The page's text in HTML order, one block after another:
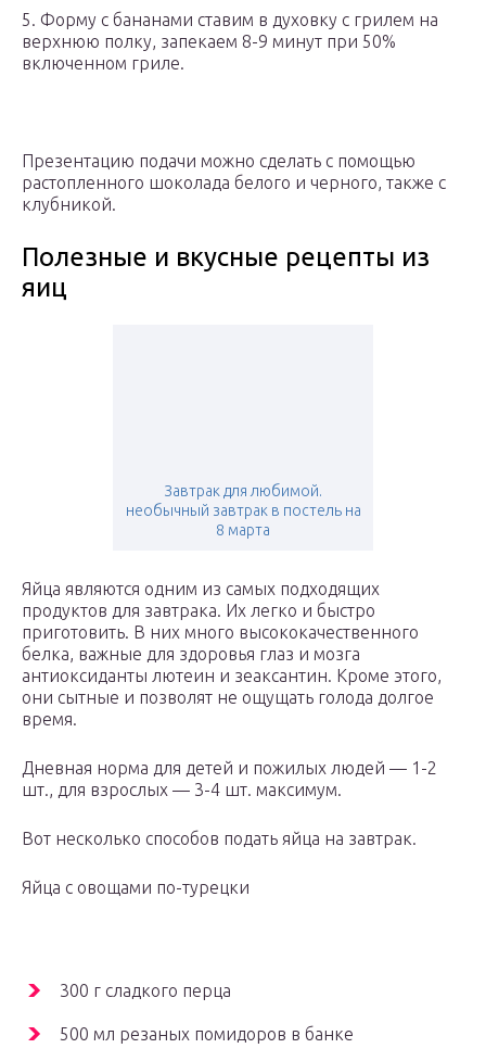
5. Форму с бананами ставим в духовку с грилем на
верхнюю полку, запекаем 8-9 минут при 50%
включенном гриле.
Презентацию подачи можно сделать с помощью
растопленного шоколада белого и черного, также с
клубникой.
Полезные и вкусные рецепты из
яиц
Завтрак для любимой.
необычный завтрак в постель на
8 марта
Яйца являются одним из самых подходящих
продуктов для завтрака. Их легко и быстро
приготовить. В них много высококачественного
белка, важные для здоровья глаз и мозга
антиоксиданты лютеин и зеаксантин. Кроме этого,
они сытные и позволят не ощущать голода долгое
время.
Дневная норма для детей и пожилых людей — 1-2
шт., для взрослых — 3-4 шт. максимум.
Вот несколько способов подать яйца на завтрак.
Яйца с овощами по-турецки
300 г сладкого перца
500 мл резаных помидоров в банке